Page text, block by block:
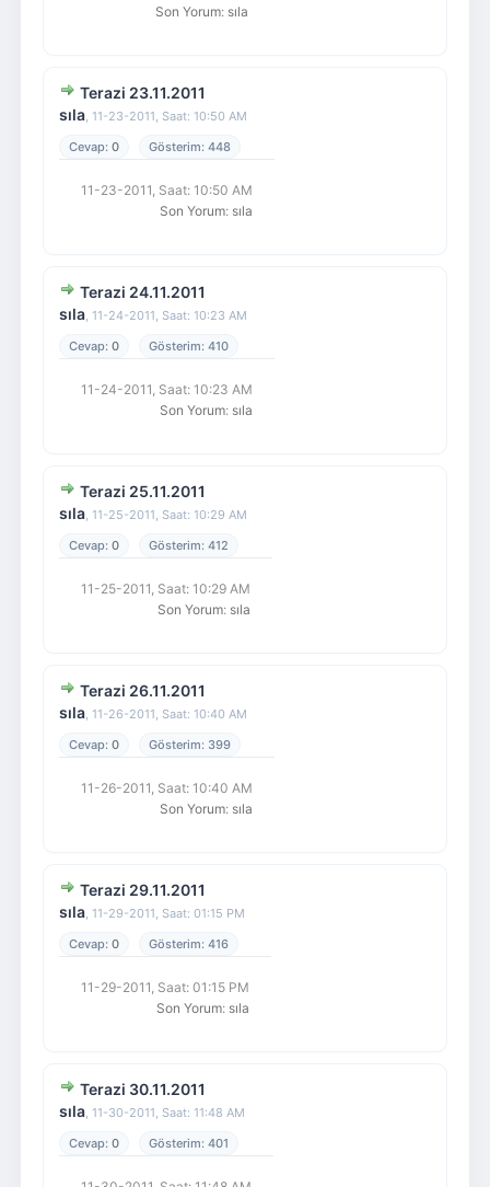
Son Yorum: sıla
Terazi 23.11.2011
sıla, 11-23-2011, Saat: 10:50 AM
0
448
11-23-2011, Saat: 10:50 AM
Son Yorum: sıla
Terazi 24.11.2011
sıla, 11-24-2011, Saat: 10:23 AM
0
410
11-24-2011, Saat: 10:23 AM
Son Yorum: sıla
Terazi 25.11.2011
sıla, 11-25-2011, Saat: 10:29 AM
0
412
11-25-2011, Saat: 10:29 AM
Son Yorum: sıla
Terazi 26.11.2011
sıla, 11-26-2011, Saat: 10:40 AM
0
399
11-26-2011, Saat: 10:40 AM
Son Yorum: sıla
Terazi 29.11.2011
sıla, 11-29-2011, Saat: 01:15 PM
0
416
11-29-2011, Saat: 01:15 PM
Son Yorum: sıla
Terazi 30.11.2011
sıla, 11-30-2011, Saat: 11:48 AM
0
401